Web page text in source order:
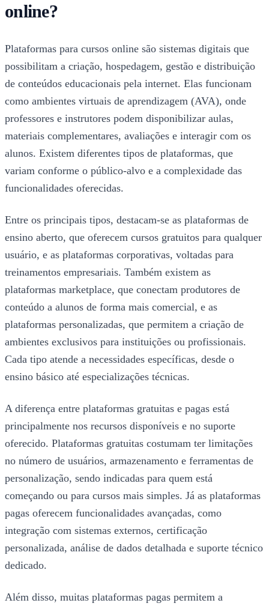
online?
Plataformas para cursos online são sistemas digitais que
possibilitam a criação, hospedagem, gestão e distribuição
de conteúdos educacionais pela internet. Elas funcionam
como ambientes virtuais de aprendizagem (AVA), onde
professores e instrutores podem disponibilizar aulas,
materiais complementares, avaliações e interagir com os
alunos. Existem diferentes tipos de plataformas, que
variam conforme o público-alvo e a complexidade das
funcionalidades oferecidas.
Entre os principais tipos, destacam-se as plataformas de
ensino aberto, que oferecem cursos gratuitos para qualquer
usuário, e as plataformas corporativas, voltadas para
treinamentos empresariais. Também existem as
plataformas marketplace, que conectam produtores de
conteúdo a alunos de forma mais comercial, e as
plataformas personalizadas, que permitem a criação de
ambientes exclusivos para instituições ou profissionais.
Cada tipo atende a necessidades específicas, desde o
ensino básico até especializações técnicas.
A diferença entre plataformas gratuitas e pagas está
principalmente nos recursos disponíveis e no suporte
oferecido. Plataformas gratuitas costumam ter limitações
no número de usuários, armazenamento e ferramentas de
personalização, sendo indicadas para quem está
começando ou para cursos mais simples. Já as plataformas
pagas oferecem funcionalidades avançadas, como
integração com sistemas externos, certificação
personalizada, análise de dados detalhada e suporte técnico
dedicado.
Além disso, muitas plataformas pagas permitem a